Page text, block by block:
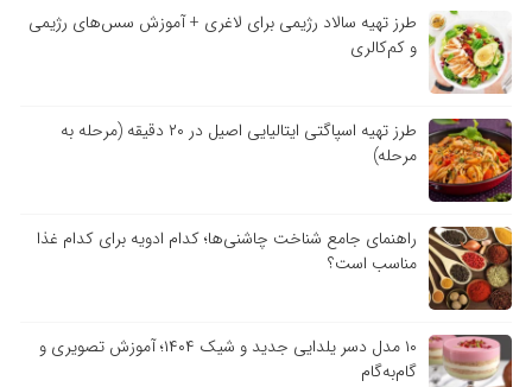
طرز تهیه سالاد رژیمی برای لاغری + آموزش سس‌های رژیمی
و کم‌کالری
طرز تهیه اسپاگتی ایتالیایی اصیل در ۲۰ دقیقه (مرحله به
مرحله)
راهنمای جامع شناخت چاشنی‌ها؛ کدام ادویه برای کدام غذا
مناسب است؟
۱۰ مدل دسر یلدایی جدید و شیک ۱۴۰۴؛ آموزش تصویری و
گام‌به‌گام